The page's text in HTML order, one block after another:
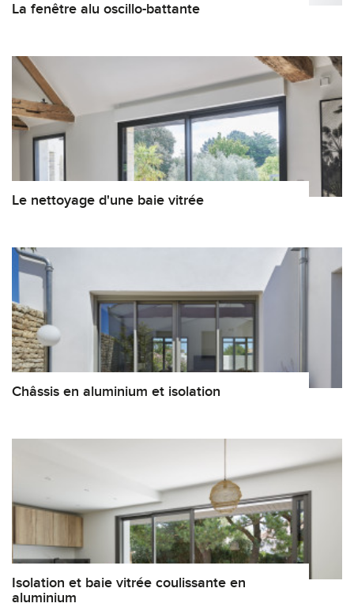
La fenêtre alu oscillo-battante
Le nettoyage d'une baie vitrée
Châssis en aluminium et isolation
Isolation et baie vitrée coulissante en
aluminium